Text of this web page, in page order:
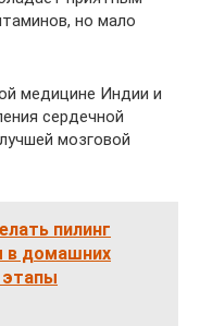
но мало
медицине Индии и
сердечной
мозговой
пилинг
в домашних
этапы